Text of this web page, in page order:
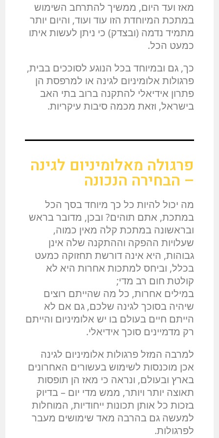
מאז ועד היום, ממשיך להתרחב השימוש
במתכת המיוחדת הזו עוד ועוד, והיום יותר
מתמיד נדמה (ובצדק) כי ניתן לעשות איתו
כמעט הכל.
כך, גם ובמיוחד בכל הנוגע לסוככים בבית,
פרגולות אלומיניום לגינה או למרפסת הן
פתרון אידיאלי להתקנה ברוב בתי האב
בישראל, וזאת מכמה סיבות עיקריות.
פרגולה מאלומיניום לגינה
– הבחירה הנכונה
מה יכול להיות כל כך מיוחד בסך הכל
במתכת, אתם תוהים? ובכן, מדובר בראש
ובראשונה במתכת קלה מאין כמוה,
שעלויות ההפקה וההתקנה שלה אינן
גבוהות, היא אינה דורשת תחזוקה כמעט
בכלל, וביחס למתכות אחרות היא לא
קולטת חום רב מדי;
במילים אחרות, כל מה שהייתם רוצים
שיהיה בסוכך לגינה שלכם, גם אם לא
הייתם חיים בעולם בו יש אלומיניום והייתם
רק מדמיינים סוכך אידיאלי.
למרבה המזל פרגולות אלומיניום לגינה
אכן מוכנסות לשימוש בעשורים האחרונים
בארץ ובעולם, ונראה כי מאז הן תופסות
תאוצה יותר ויותר, ממש מדי יום – בדיוק
בזכות כל אותן תכונות ייחודיות, המוחלות
למעשה גם בהרבה מאד שימושים מעבר
לפרגולות.